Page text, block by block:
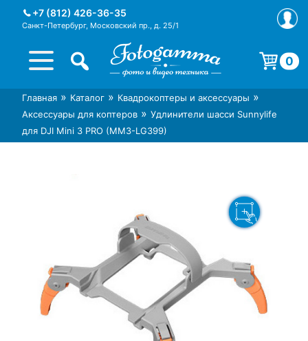
+7 (812) 426-36-35
Санкт-Петербург, Московский пр., д. 25/1
Интернет-магазин фототехники
Foto-Gamma в СПб
Магазин фотоаксессуаров foto-
gamma.ru
0
Корзина пуста.
Главная » Каталог » Квадрокоптеры и аксессуары »
Аксессуары для коптеров » Удлинители шасси Sunnylife
для DJI Mini 3 PRO (MM3-LG399)